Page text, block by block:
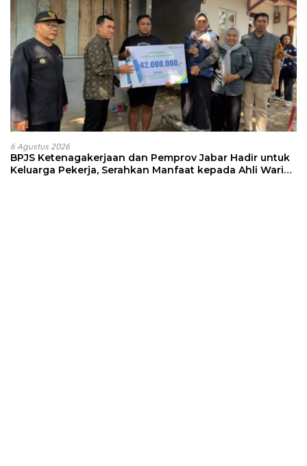
6 Agustus 2026
BPJS Ketenagakerjaan dan Pemprov Jabar Hadir untuk
Keluarga Pekerja, Serahkan Manfaat kepada Ahli Waris